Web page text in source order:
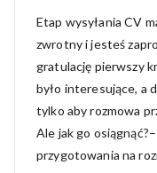
Etap wysyłania CV
zwrotny i jesteś
gratulację pierwszy
było interesujące, a
tylko aby rozmowa
Ale jak go
przygotowania na